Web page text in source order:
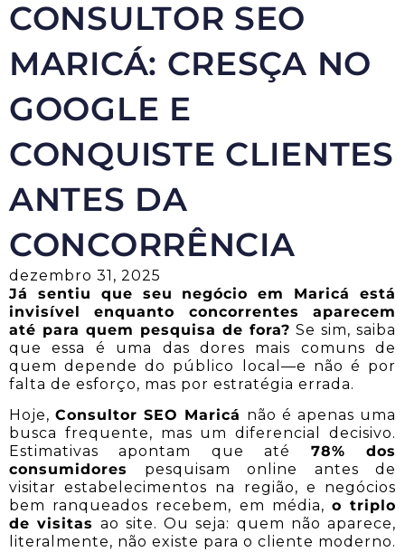
CONSULTOR SEO
MARICÁ: CRESÇA NO
GOOGLE E
CONQUISTE CLIENTES
ANTES DA
CONCORRÊNCIA
dezembro 31, 2025
Já sentiu que seu negócio em Maricá está
invisível enquanto concorrentes aparecem
até para quem pesquisa de fora? Se sim, saiba
que essa é uma das dores mais comuns de
quem depende do público local—e não é por
falta de esforço, mas por estratégia errada.
Hoje,Consultor SEO Maricá não é apenas uma
busca frequente, mas um diferencial decisivo.
Estimativas apontam que até 78% dos
consumidores
pesquisam online antes de
visitar estabelecimentos na região, e negócios
bem ranqueados recebem, em média, o triplo
de visitas ao site. Ou seja: quem não aparece,
literalmente, não existe para o cliente moderno.